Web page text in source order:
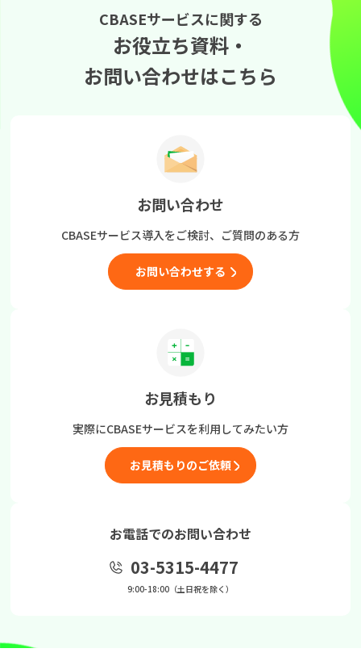
CBASEサービスに関する
お役立ち資料・
お問い合わせはこちら
お問い合わせ
CBASEサービス導入をご検討、 ご質問のある方
お問い合わせする
お見積もり
実際にCBASEサービスを利用してみたい方
お見積もりのご依頼
お電話でのお問い合わせ
03-5315-4477
9:00-18:00（土日祝を除く）